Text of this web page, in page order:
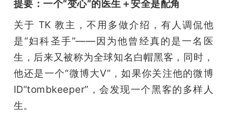
提要：一个“变心”的医生＋安全是配角
关于 TK 教主，不用多做介绍，有人调侃他
是“妇科圣手”——因为他曾经真的是一名医
生，后来又被称为全球知名白帽黑客，同时，
他还是一个“微博大V”，如果你关注他的微博
ID“tombkeeper”，会发现一个黑客的多样人
生。